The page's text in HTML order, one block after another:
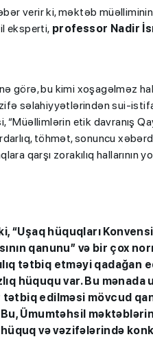
verir ki, məktəb
eksperti, professor Nadir
görə, bu kimi xoşagəlməz
səlahiyyətlərindən sui-
“Müəllimlərin etik davranış
töhmət, sonuncu
qarşı zorakılıq
“Uşaq hüquqları
qanunu” və bir çox
tətbiq etməyi qadağan
hüququ var. Bu
tətbiq edilməsi mövcud
Ümumtəhsil
və vəzifələrində